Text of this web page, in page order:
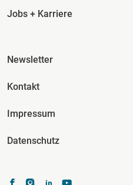
Jobs + Karriere
Fusszeile Spalte 3
Newsletter
Kontakt
Impressum
Datenschutz